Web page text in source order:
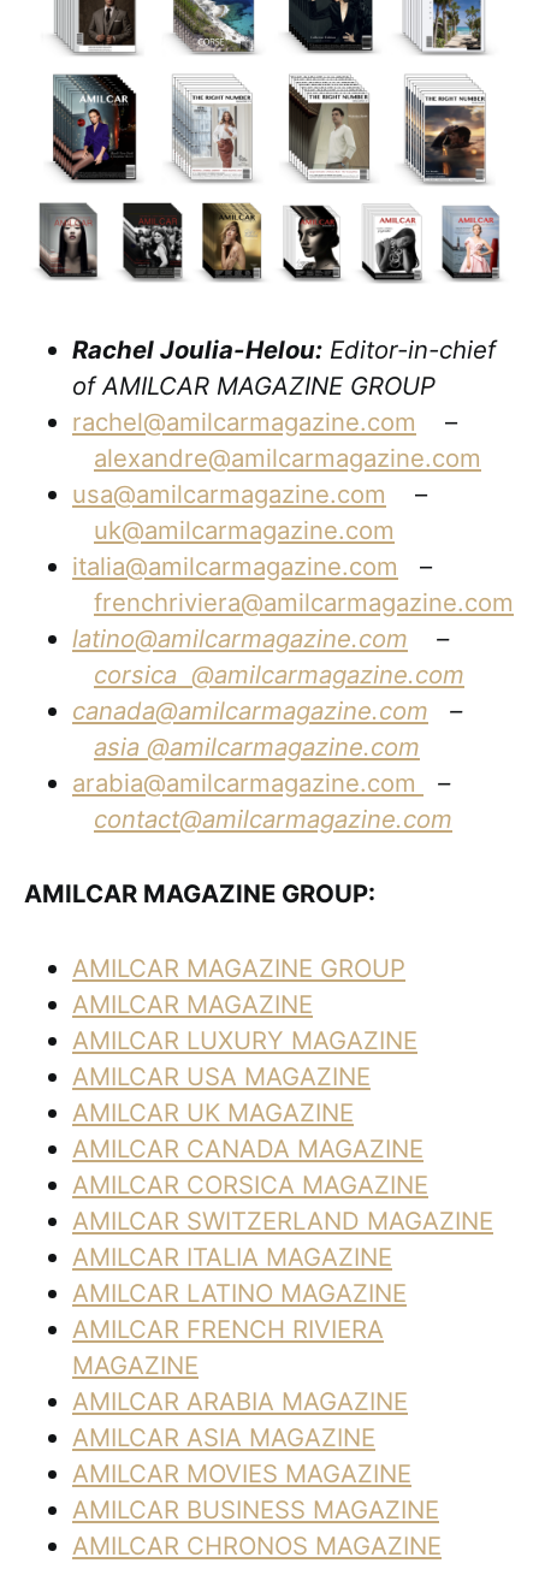
Rachel Joulia-Helou: Editor-in-chief
of AMILCAR MAGAZINE GROUP
rachel@amilcarmagazine.com –
alexandre@amilcarmagazine.com
usa@amilcarmagazine.com –
uk@amilcarmagazine.com
italia@amilcarmagazine.com –
frenchriviera@amilcarmagazine.com
latino@amilcarmagazine.com –
corsica @amilcarmagazine.com
canada@amilcarmagazine.com –
asia @amilcarmagazine.com
arabia@amilcarmagazine.com
–
contact@amilcarmagazine.com
AMILCAR MAGAZINE GROUP:
AMILCAR MAGAZINE GROUP
AMILCAR MAGAZINE
AMILCAR LUXURY MAGAZINE
AMILCAR USA MAGAZINE
AMILCAR UK MAGAZINE
AMILCAR CANADA MAGAZINE
AMILCAR CORSICA MAGAZINE
AMILCAR SWITZERLAND MAGAZINE
AMILCAR ITALIA MAGAZINE
AMILCAR LATINO MAGAZINE
AMILCAR FRENCH RIVIERA
MAGAZINE
AMILCAR ARABIA MAGAZINE
AMILCAR ASIA MAGAZINE
AMILCAR MOVIES MAGAZINE
AMILCAR BUSINESS MAGAZINE
AMILCAR CHRONOS MAGAZINE